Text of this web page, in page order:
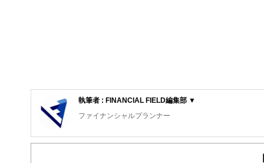
執筆者 : FINANCIAL FIELD編集部 ▼
ファイナンシャルプランナー
FinancialField編集部は、金融、経済に関する記事を、日